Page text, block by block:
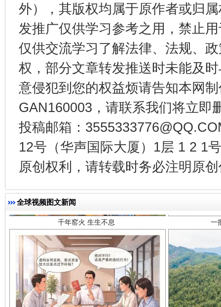
外），其版权均属于原作者或归
发推广仅供学习参考之用，禁止
仅供交流学习了解法律、法规、
权，部分文章转发推送时未能及
意侵犯到您的权益烦请告知本网
GAN160003，请联系我们将立即
投稿邮箱：
12号（华声国际大厦）1层 1 2 1
原创权利，请转载时务必注明原
全球视频图文新闻
东山县通报“牛蛙产品抗生素超标问题” 法
千年窑火 生生不息